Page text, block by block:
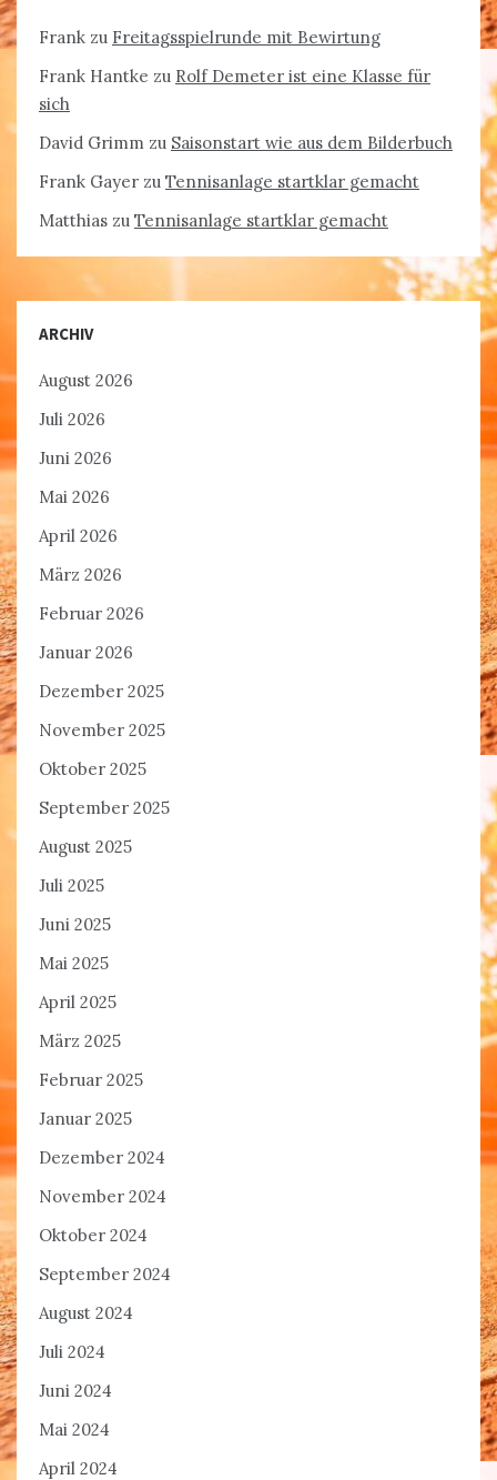
Frank zu Freitagsspielrunde mit Bewirtung
Frank Hantke zu Rolf Demeter ist eine Klasse für
sich
David Grimm zu Saisonstart wie aus dem Bilderbuch
Frank Gayer zu Tennisanlage startklar gemacht
Matthias zu Tennisanlage startklar gemacht
ARCHIV
August 2026
Juli 2026
Juni 2026
Mai 2026
April 2026
März 2026
Februar 2026
Januar 2026
Dezember 2025
November 2025
Oktober 2025
September 2025
August 2025
Juli 2025
Juni 2025
Mai 2025
April 2025
März 2025
Februar 2025
Januar 2025
Dezember 2024
November 2024
Oktober 2024
September 2024
August 2024
Juli 2024
Juni 2024
Mai 2024
April 2024